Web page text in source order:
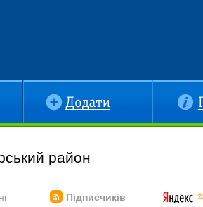
Додати Правила
район
Підписчиків ↑